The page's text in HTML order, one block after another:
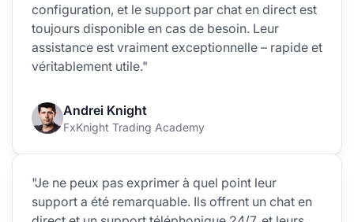
configuration, et le support par chat en direct est
toujours disponible en cas de besoin. Leur
assistance est vraiment exceptionnelle – rapide et
véritablement utile."
Andrei Knight
FxKnight Trading Academy
"Je ne peux pas exprimer à quel point leur
support a été remarquable. Ils offrent un chat en